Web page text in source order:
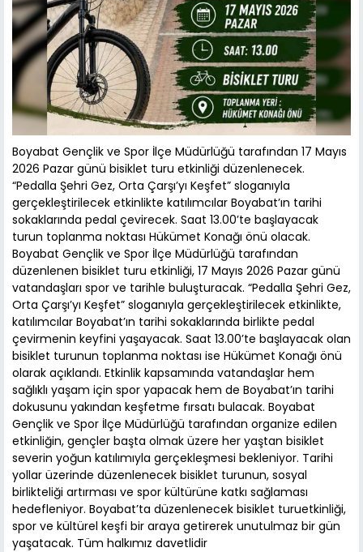
Boyabat Gençlik ve Spor İlçe Müdürlüğü tarafından 17 Mayıs
2026 Pazar günü bisiklet turu etkinliği düzenlenecek.
“Pedalla Şehri Gez, Orta Çarşı’yı Keşfet” sloganıyla
gerçekleştirilecek etkinlikte katılımcılar Boyabat’ın tarihi
sokaklarında pedal çevirecek. Saat 13.00’te başlayacak
turun toplanma noktası Hükümet Konağı önü olacak.
Boyabat Gençlik ve Spor İlçe Müdürlüğü tarafından
düzenlenen bisiklet turu etkinliği, 17 Mayıs 2026 Pazar günü
vatandaşları spor ve tarihle buluşturacak. “Pedalla Şehri Gez,
Orta Çarşı’yı Keşfet” sloganıyla gerçekleştirilecek etkinlikte,
katılımcılar Boyabat’ın tarihi sokaklarında birlikte pedal
çevirmenin keyfini yaşayacak. Saat 13.00’te başlayacak olan
bisiklet turunun toplanma noktası ise Hükümet Konağı önü
olarak açıklandı. Etkinlik kapsamında vatandaşlar hem
sağlıklı yaşam için spor yapacak hem de Boyabat’ın tarihi
dokusunu yakından keşfetme fırsatı bulacak. Boyabat
Gençlik ve Spor İlçe Müdürlüğü tarafından organize edilen
etkinliğin, gençler başta olmak üzere her yaştan bisiklet
severin yoğun katılımıyla gerçekleşmesi bekleniyor. Tarihi
yollar üzerinde düzenlenecek bisiklet turunun, sosyal
birlikteliği artırması ve spor kültürüne katkı sağlaması
hedefleniyor. Boyabat’ta düzenlenecek bisiklet turuetkinliği,
spor ve kültürel keşfi bir araya getirerek unutulmaz bir gün
yaşatacak. Tüm halkımız davetlidir